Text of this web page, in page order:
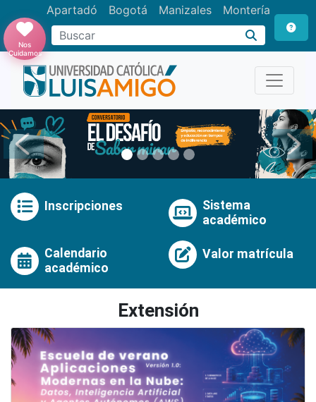
Apartadó Bogotá Manizales Montería
Buscar
Nos
Cuidamos
Anterior
Inscripciones
Sistema
académico
Calendario
académico
Valor matrícula
Extensión